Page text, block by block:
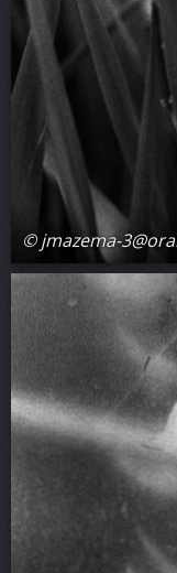
© jmazema-